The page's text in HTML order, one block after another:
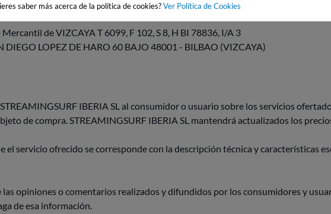
de VIZCAYA T 6099, F 102, S 8, H BI 78836, I/A 3
DIEGO LOPEZ DE HARO 60 BAJO 48001 - BILBAO (VIZCAYA)
IBERIA SL al consumidor o usuario sobre los servicios
de compra. STREAMINGSURF IBERIA SL mantendrá actualizados los
el servicio ofrecido se corresponde con la descripción técnica y características
las opiniones o comentarios realizados y difundidos por los consumidores y
de esa información.
saber más acerca de la política de cookies?Ver Política de Cookies